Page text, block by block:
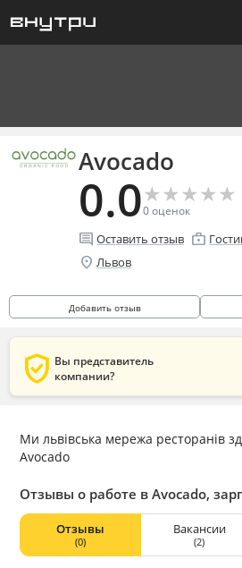
Avocado
0.0★
★★
★★
★★
★★
★
0оценок
comment Оставить отзыв enterprise
location_on Львов
Добавить отзыв
verified_user Вы представитель
компании?
Ми львівська мережа ресторанів
Avocado
Отзывы о работе в Avocado,
Отзывы
(0)
Вакансии
(2)